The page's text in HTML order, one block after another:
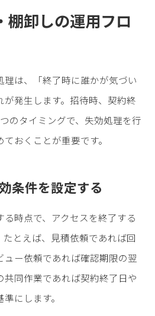
棚卸しの運用フロ
は、「終了時に誰かが気づい
発生します。招待時、契約終
のタイミングで、失効処理を行
おくことが重要です。
条件を設定する
時点で、アクセスを終了する
とえば、見積依頼であれば回
ー依頼であれば確認期限の翌
同作業であれば契約終了日や
にします。